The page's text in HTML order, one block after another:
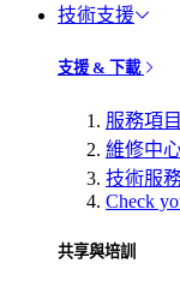
技術支援
支援 & 下載
服務項目
維修中
技術服
Check
共享與培訓